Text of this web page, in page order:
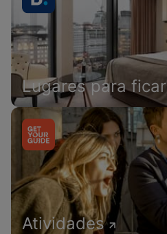
Lugares para ficar
Atividades